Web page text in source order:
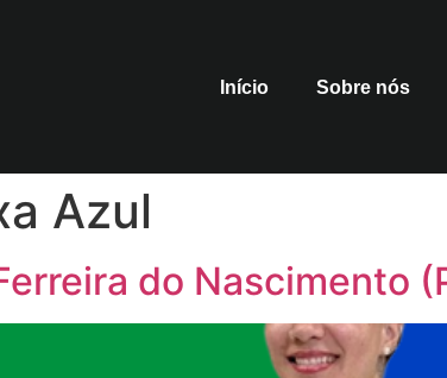
Início Sobre nós
Azul
do Nascimento